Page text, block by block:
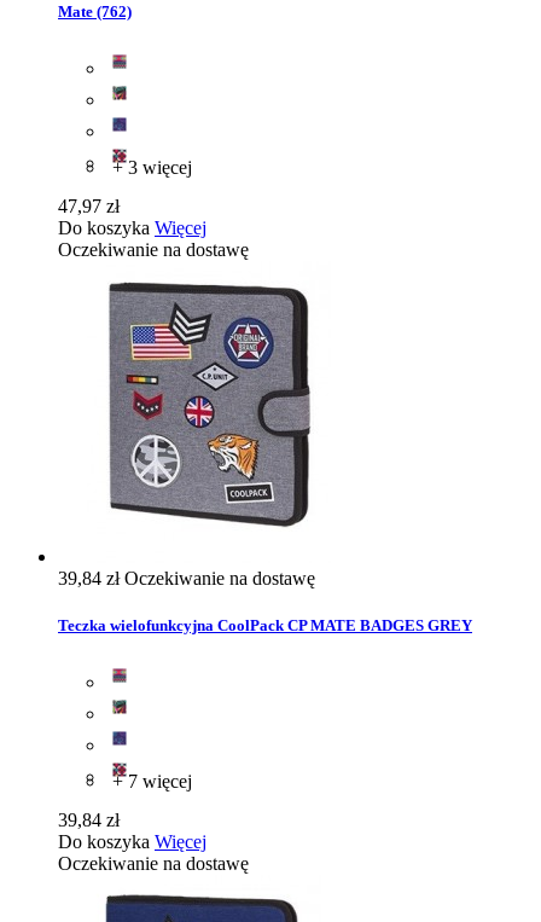
Mate (762)
+ 3 więcej
47,97 zł
Do koszyka Więcej
Oczekiwanie na dostawę
39,84 złOczekiwanie na dostawę
Teczka wielofunkcyjna CoolPack CP MATE BADGES GREY
+ 7 więcej
39,84 zł
Do koszyka Więcej
Oczekiwanie na dostawę